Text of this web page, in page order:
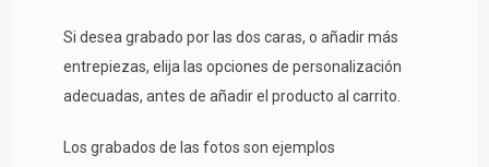
Si desea grabado por las dos caras, o añadir más
entrepiezas, elija las opciones de personalización
adecuadas, antes de añadir el producto al carrito.
Los grabados de las fotos son ejemplos